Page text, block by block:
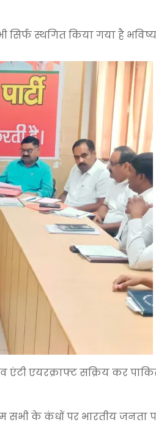
सिर्फ स्थगित किया गया है
एयरक्राफ्ट सक्रिय कर
सभी के कंधों पर भारतीय जनता